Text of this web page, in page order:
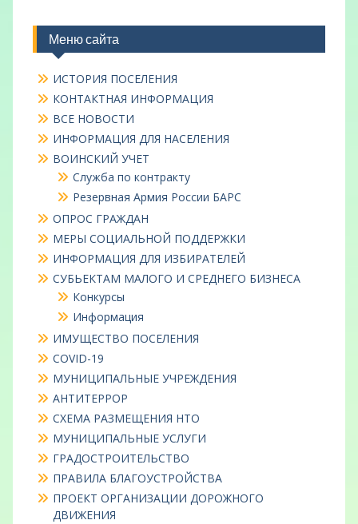
Меню сайта
ИСТОРИЯ ПОСЕЛЕНИЯ
КОНТАКТНАЯ ИНФОРМАЦИЯ
ВСЕ НОВОСТИ
ИНФОРМАЦИЯ ДЛЯ НАСЕЛЕНИЯ
ВОИНСКИЙ УЧЕТ
Служба по контракту
Резервная Армия России БАРС
ОПРОС ГРАЖДАН
МЕРЫ СОЦИАЛЬНОЙ ПОДДЕРЖКИ
ИНФОРМАЦИЯ ДЛЯ ИЗБИРАТЕЛЕЙ
СУБЬЕКТАМ МАЛОГО И СРЕДНЕГО БИЗНЕСА
Конкурсы
Информация
ИМУЩЕСТВО ПОСЕЛЕНИЯ
COVID-19
МУНИЦИПАЛЬНЫЕ УЧРЕЖДЕНИЯ
АНТИТЕРРОР
СХЕМА РАЗМЕЩЕНИЯ НТО
МУНИЦИПАЛЬНЫЕ УСЛУГИ
ГРАДОСТРОИТЕЛЬСТВО
ПРАВИЛА БЛАГОУСТРОЙСТВА
ПРОЕКТ ОРГАНИЗАЦИИ ДОРОЖНОГО
ДВИЖЕНИЯ